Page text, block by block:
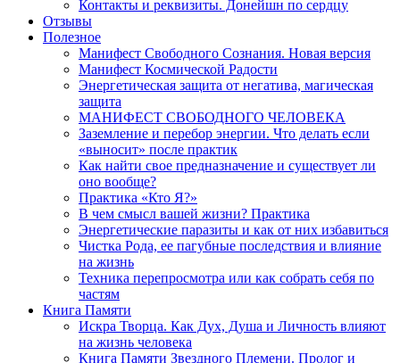
Контакты и реквизиты. Донейшн по сердцу
Отзывы
Полезное
Манифест Свободного Сознания. Новая версия
Манифест Космической Радости
Энергетическая защита от негатива, магическая
защита
МАНИФЕСТ СВОБОДНОГО ЧЕЛОВЕКА
Заземление и перебор энергии. Что делать если
«выносит» после практик
Как найти свое предназначение и существует ли
оно вообще?
Практика «Кто Я?»
В чем смысл вашей жизни? Практика
Энергетические паразиты и как от них избавиться
Чистка Рода, ее пагубные последствия и влияние
на жизнь
Техника перепросмотра или как собрать себя по
частям
Книга Памяти
Искра Творца. Как Дух, Душа и Личность влияют
на жизнь человека
Книга Памяти Звездного Племени. Пролог и